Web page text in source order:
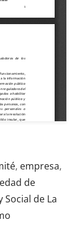
, empresa,
de
de La